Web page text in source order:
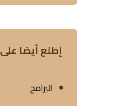
إطلع أيضا على
البرامج